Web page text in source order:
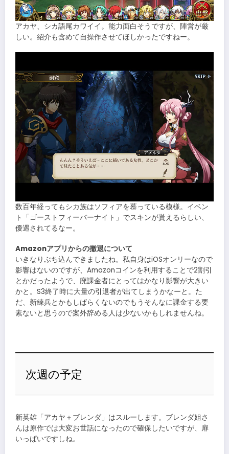
アカヤ、シカ語尾カワイイ。能力面白そうですが、陣営が厳
しい。紹介も含めて自操作させてほしかったですねー。
数百年経ってもシカ族はソフィアを慕っている模様。イベン
ト「ゴーストフィーバーナイト」でスキンが貰えるらしい、
優遇されてるなー。
Amazonアプリからの撤退について
いきなりぶち込んできましたね。私自身はiOSオンリーなので
影響はないのですが、Amazonコインを利用することで2割引
とかだったようで、廃課金者にとってはかなり影響が大きい
かと。S3終了時に大量の引退者が出てしまうかなーと。た
だ、新練兵とかもしばらくないのでもうそんなに課金する要
素ないと思うので案外辞める人は少ないかもしれませんね。
次週の予定
新英雄「アカヤ＋ブレンダ」はスルーします。ブレンダ姐さ
んは原作では大変お世話になったので確保したいですが、扉
いっぱいですしね。